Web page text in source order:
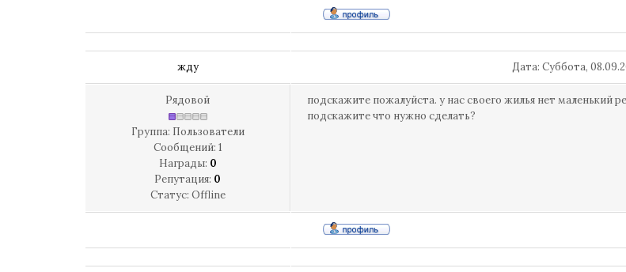
жду Дата: Суббота,
Рядовой
Группа: Пользователи
Сообщений: 1
Награды: 0
Репутация: 0
Статус: Offline
подскажите пожалуйста. у нас своего жилья нет
подскажите что нужно сделать?